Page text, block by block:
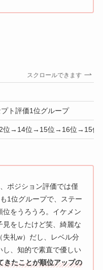
スクロールできます
プト評価1位グループ
位→14位→15位→16位→15位
ポジション評価では僅
1位グループで、ステー
をうろうろ。イケメン
をしたけど笑、綺麗な
失礼w）だし、レベル分
し、知的で素直で優しい
きたことが順位アップの